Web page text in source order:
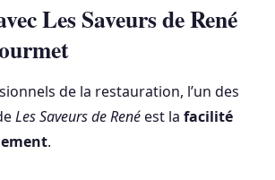
Les Saveurs de René
de la restauration, l’un des
Les Saveurs de Renéest la facilité
.